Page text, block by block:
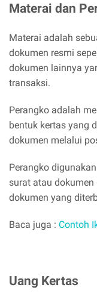
Materai dan
Materai adalah
dokumen resmi
dokumen lainnya
transaksi.
Perangko adalah
bentuk kertas yang
dokumen melalui
Perangko
surat atau
dokumen yang
Baca juga : Contoh
Uang Kertas